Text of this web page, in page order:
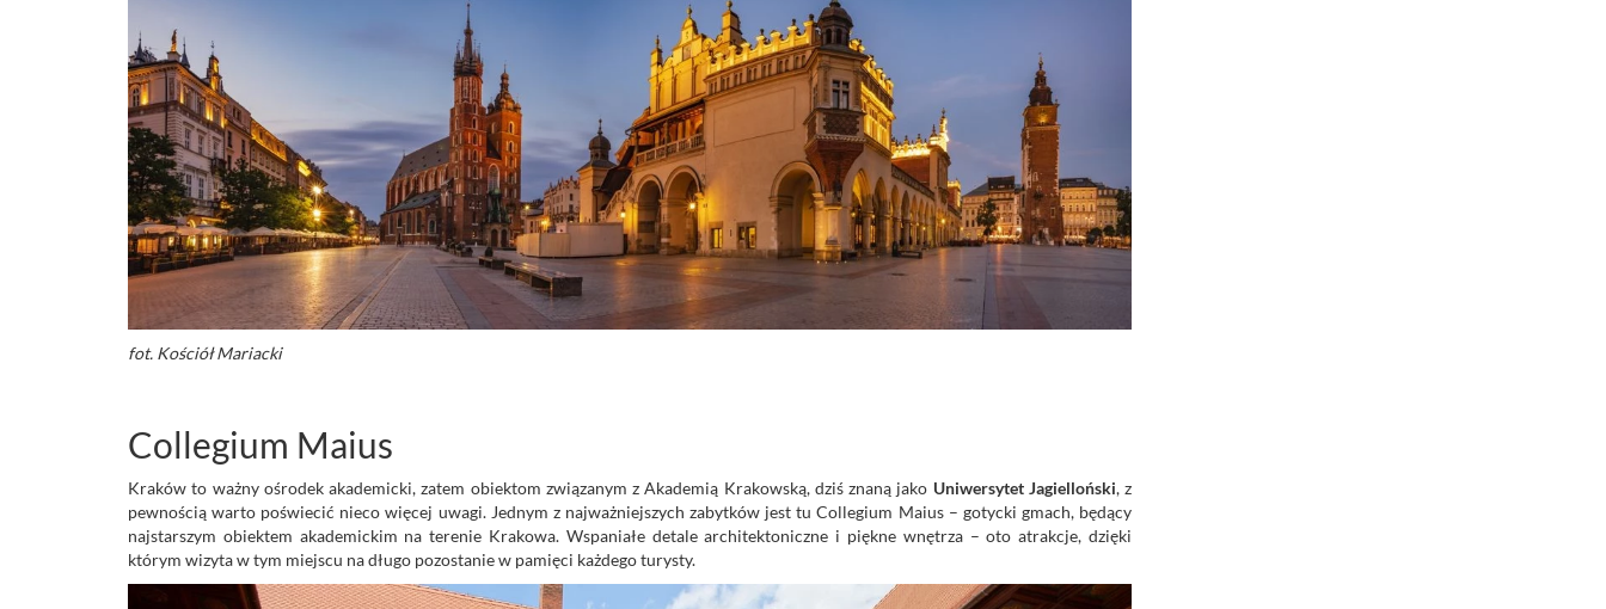
fot. Kościół Mariacki
Collegium Maius
Kraków to ważny ośrodek akademicki, zatem obiektom związanym z Akademią Krakowską, dziś znaną jako Uniwersytet Jagielloński, z
pewnością warto poświecić nieco więcej uwagi. Jednym z najważniejszych zabytków jest tu Collegium Maius – gotycki gmach, będący
najstarszym obiektem akademickim na terenie Krakowa. Wspaniałe detale architektoniczne i piękne wnętrza – oto atrakcje, dzięki
którym wizyta w tym miejscu na długo pozostanie w pamięci każdego turysty.